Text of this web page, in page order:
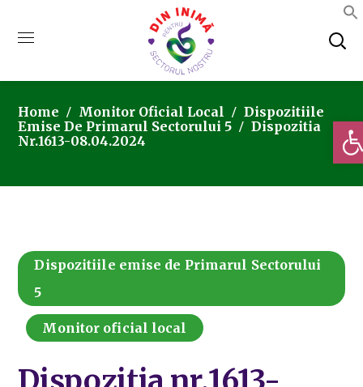
Home Monitor Oficial Local
Dispozitiile
Emise De Primarul Sectorului 5
Dispozitia
Nr.1613-08.04.2024
Dispozitiile emise de Primarul Sectorului
5
Monitor oficial local